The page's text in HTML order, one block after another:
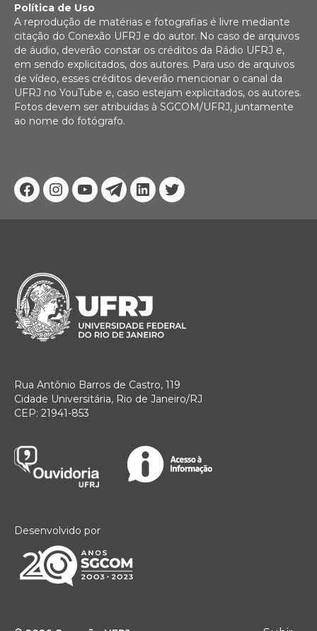
Facebook
Instagram
YoutubeTelegram
Linkedin
Twitter
Política de Uso
A reprodução de matérias e fotografias é livre mediante
citação do Conexão UFRJ e do autor. No caso de arquivos
de áudio, deverão constar os créditos da Rádio UFRJ e,
em sendo explicitados, dos autores. Para uso de arquivos
de vídeo, esses créditos deverão mencionar o canal da
UFRJ no YouTube e, caso estejam explicitados, os autores.
Fotos devem ser atribuídas à SGCOM/UFRJ, juntamente
ao nome do fotógrafo.
Rua Antônio Barros de Castro, 119
Cidade Universitária, Rio de Janeiro/RJ
CEP: 21941-853
Desenvolvido por